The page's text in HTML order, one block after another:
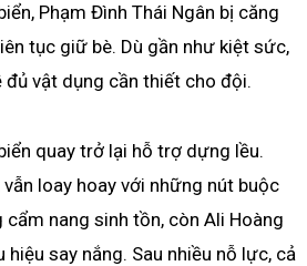
Phạm Đình Thái Ngân bị căng
tục giữ bè. Dù gần như kiệt sức,
đủ vật dụng cần thiết cho đội.
quay trở lại hỗ trợ dựng lều.
vẫn loay hoay với những nút buộc
nang sinh tồn, còn Ali Hoàng
say nắng. Sau nhiều nỗ lực, cả